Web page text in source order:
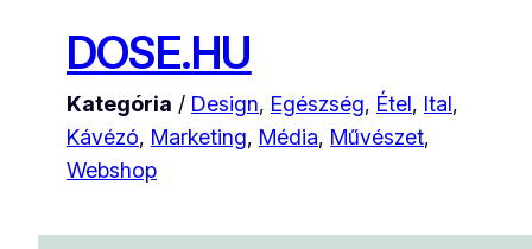
DOSE.HU
Kategória / Design, Egészség, Étel, Ital
Kávézó, Marketing, Média, Művészet
Webshop